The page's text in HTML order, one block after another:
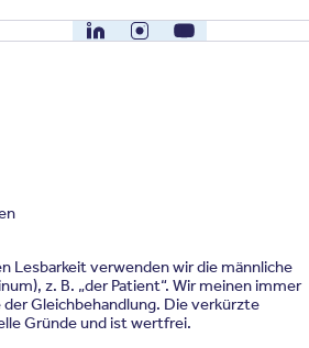
LinkedIn InstagramYouTube
Lesbarkeit verwenden wir die männliche
z. B. „der Patient“. Wir meinen immer
Gleichbehandlung. Die verkürzte
Gründe und ist wertfrei.